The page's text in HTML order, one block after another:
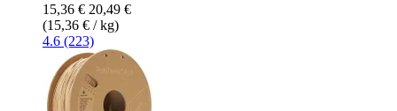
15,36 € 20,49 €
(15,36 € / kg)
4.6 (223)